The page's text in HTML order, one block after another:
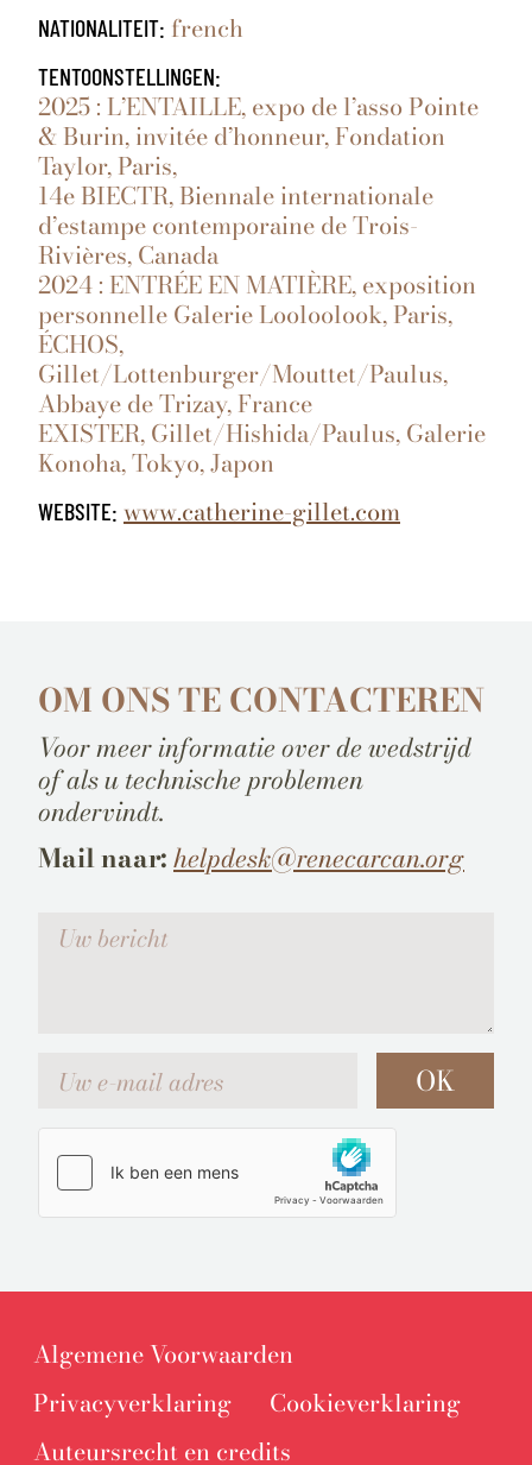
NATIONALITEIT: french
TENTOONSTELLINGEN:
2025 : L’ENTAILLE, expo de l’asso Pointe
& Burin, invitée d’honneur, Fondation
Taylor, Paris,
14e BIECTR, Biennale internationale
d’estampe contemporaine de Trois-
Rivières, Canada
2024 : ENTRÉE EN MATIÈRE, exposition
personnelle Galerie Looloolook, Paris,
ÉCHOS,
Gillet/Lottenburger/Mouttet/Paulus,
Abbaye de Trizay, France
EXISTER, Gillet/Hishida/Paulus, Galerie
Konoha, Tokyo, Japon
WEBSITE: www.catherine-gillet.com
OM ONS TE CONTACTEREN
Voor meer informatie over de wedstrijd
of als u technische problemen
ondervindt.
Mail naar:helpdesk@renecarcan.org
Votre message
OK
Algemene Voorwaarden
Privacyverklaring
Cookieverklaring
Auteursrecht en credits